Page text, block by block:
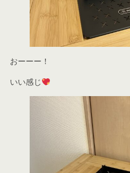
おーーー！
いい感じ